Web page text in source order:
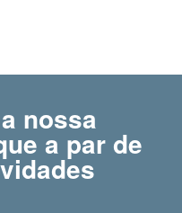
nossa
a par de